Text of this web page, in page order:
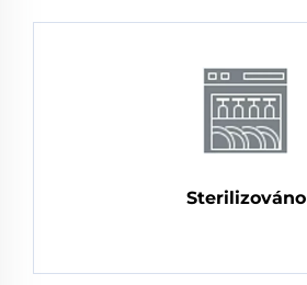
Sterilizováno